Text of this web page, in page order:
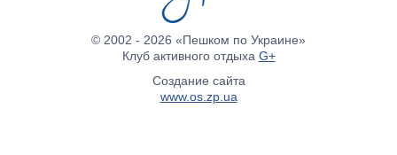
© 2002 - 2026 «Пешком по Украине»
Клуб активного отдыха G+
Создание сайта
www.os.zp.ua